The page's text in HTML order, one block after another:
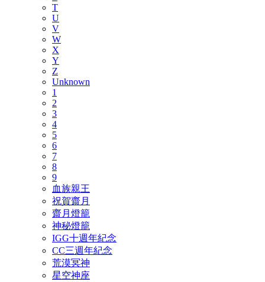
T
U
V
W
X
Y
Z
Unknown
1
2
3
4
5
6
7
8
9
血族親王
祝賀齋月
齋月燈籠
神秘燈籠
IGG十週年紀念
CC三週年紀念
荒漠冥神
星空神座